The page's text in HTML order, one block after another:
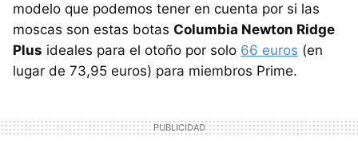
modelo que podemos tener en cuenta por si las
moscas son estas botas Columbia Newton Ridge
Plus ideales para el otoño por solo 66 euros (en
lugar de 73,95 euros) para miembros Prime.